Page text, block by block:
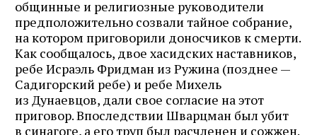
общинные и религиозные руководители
предположительно созвали тайное собрание,
на котором приговорили доносчиков к смерти.
Как сообщалось, двое хасидских наставников,
ребе Исраэль Фридман из Ружина (позднее —
Садигорский ребе) и ребе Михель
из Дунаевцов, дали свое согласие на этот
приговор. Впоследствии Шварцман был убит
в синагоге, а его труп был расчленен и сожжен.